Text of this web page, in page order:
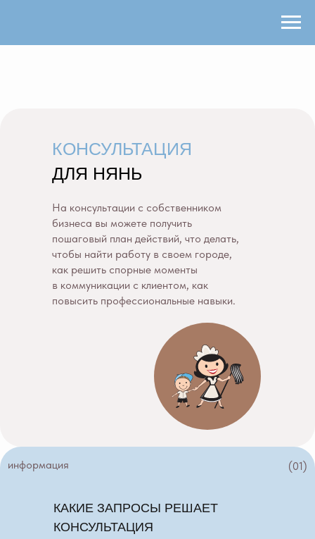
КОНСУЛЬТАЦИЯ
ДЛЯ НЯНЬ
На консультации с собственником
бизнеса вы можете получить
пошаговый план действий, что делать,
чтобы найти работу в своем городе,
как решить спорные моменты
в коммуникации с клиентом, как
повысить профессиональные навыки.
(01)
КАКИЕ ЗАПРОСЫ РЕШАЕТ
КОНСУЛЬТАЦИЯ
информация